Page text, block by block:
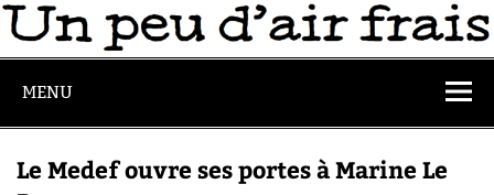
MENU
Le Medef ouvre ses portes à Marine Le